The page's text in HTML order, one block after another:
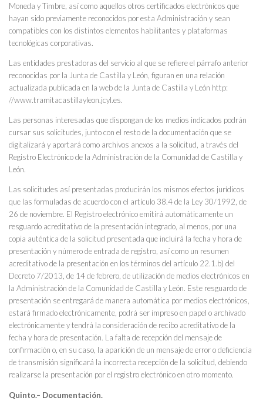
Moneda y Timbre, así como aquellos otros certificados electrónicos que
hayan sido previamente reconocidos por esta Administración y sean
compatibles con los distintos elementos habilitantes y plataformas
tecnológicas corporativas.
Las entidades prestadoras del servicio al que se refiere el párrafo anterior
reconocidas por la Junta de Castilla y León, figuran en una relación
actualizada publicada en la web de la Junta de Castilla y León http:
//www.tramitacastillayleon.jcyl.es.
Las personas interesadas que dispongan de los medios indicados podrán
cursar sus solicitudes, junto con el resto de la documentación que se
digitalizará y aportará como archivos anexos a la solicitud, a través del
Registro Electrónico de la Administración de la Comunidad de Castilla y
León.
Las solicitudes así presentadas producirán los mismos efectos jurídicos
que las formuladas de acuerdo con el artículo 38.4 de la Ley 30/1992, de
26 de noviembre. El Registro electrónico emitirá automáticamente un
resguardo acreditativo de la presentación integrado, al menos, por una
copia auténtica de la solicitud presentada que incluirá la fecha y hora de
presentación y número de entrada de registro, así como un resumen
acreditativo de la presentación en los términos del artículo 22.1.b) del
Decreto 7/2013, de 14 de febrero, de utilización de medios electrónicos en
la Administración de la Comunidad de Castilla y León. Este resguardo de
presentación se entregará de manera automática por medios electrónicos,
estará firmado electrónicamente, podrá ser impreso en papel o archivado
electrónicamente y tendrá la consideración de recibo acreditativo de la
fecha y hora de presentación. La falta de recepción del mensaje de
confirmación o, en su caso, la aparición de un mensaje de error o deficiencia
de transmisión significará la incorrecta recepción de la solicitud, debiendo
realizarse la presentación por el registro electrónico en otro momento.
Quinto.– Documentación.